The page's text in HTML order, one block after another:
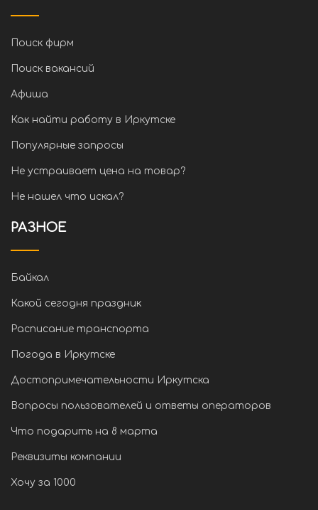
Поиск фирм
Поиск вакансий
Афиша
Как найти работу в Иркутске
Популярные запросы
Не устраивает цена на товар?
Не нашел что искал?
РАЗНОЕ
Байкал
Какой сегодня праздник
Расписание транспорта
Погода в Иркутске
Достопримечательности Иркутска
Вопросы пользователей и ответы операторов
Что подарить на 8 марта
Реквизиты компании
Хочу за 1000